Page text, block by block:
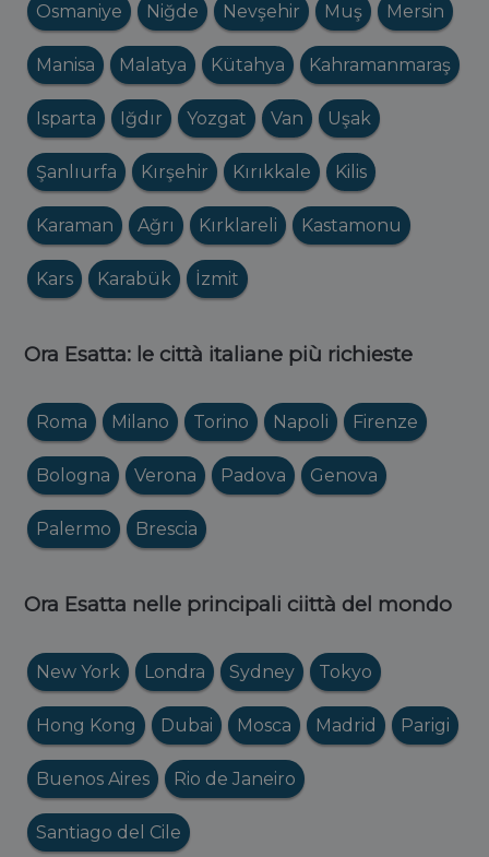
Osmaniye Niğde Nevşehir Muş Mersin
Manisa Malatya Kütahya Kahramanmaraş
Isparta Iğdır Yozgat Van Uşak
Şanlıurfa Kırşehir Kırıkkale Kilis
Karaman Ağrı Kırklareli Kastamonu
Kars Karabük İzmit
Ora Esatta: le città italiane più richieste
Roma Milano Torino Napoli Firenze
Bologna Verona Padova Genova
Palermo Brescia
Ora Esatta nelle principali ciittà del mondo
New York Londra Sydney Tokyo
Hong Kong Dubai Mosca Madrid Parigi
Buenos Aires Rio de Janeiro
Santiago del Cile